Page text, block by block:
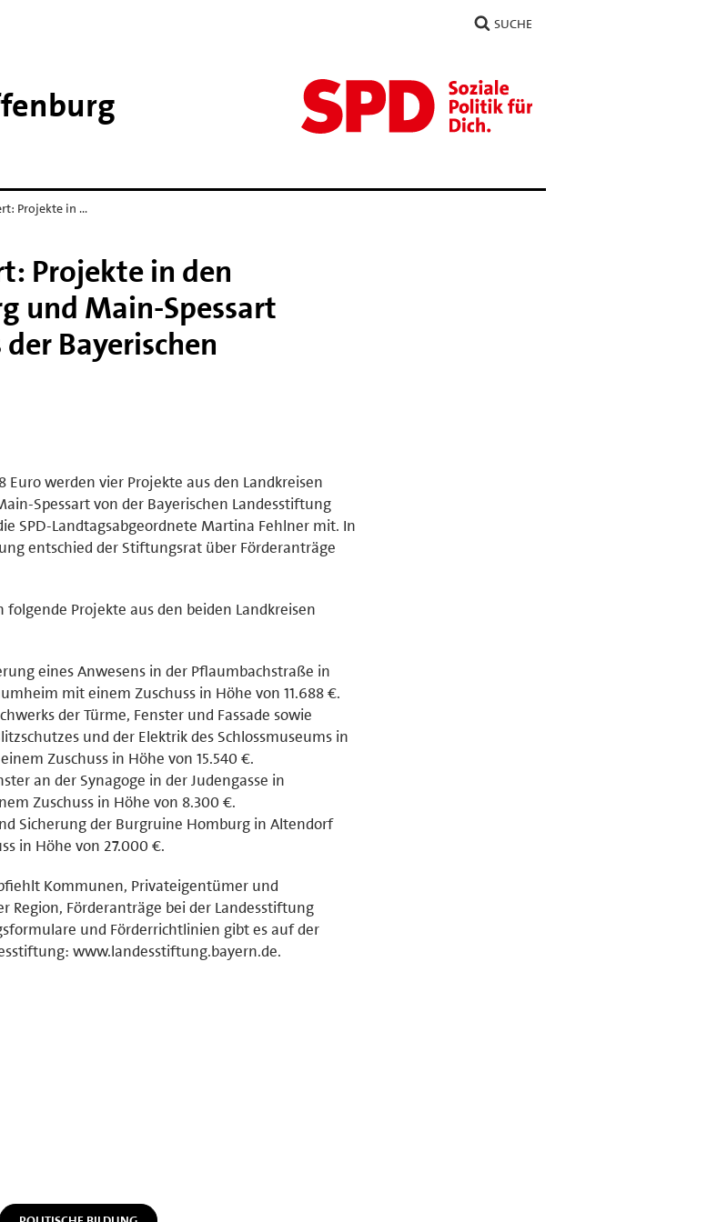
SUCHE
Projekte in …
Projekte in den
und Main-Spessart
Bayerischen
Euro werden vier Projekte aus den Landkreisen
Spessart von der Bayerischen Landesstiftung
SPD-Landtagsabgeordnete Martina Fehlner mit. In
entschied der Stiftungsrat über Förderanträge
folgende Projekte aus den beiden Landkreisen
eines Anwesens in der Pflaumbachstraße in
mit einem Zuschuss in Höhe von 11.688 €.
der Türme, Fenster und Fassade sowie
und der Elektrik des Schlossmuseums in
Zuschuss in Höhe von 15.540 €.
an der Synagoge in der Judengasse in
Zuschuss in Höhe von 8.300 €.
Sicherung der Burgruine Homburg in Altendorf
in Höhe von 27.000 €.
Kommunen, Privateigentümer und
Region, Förderanträge bei der Landesstiftung
und Förderrichtlinien gibt es auf der
www.landesstiftung.bayern.de.